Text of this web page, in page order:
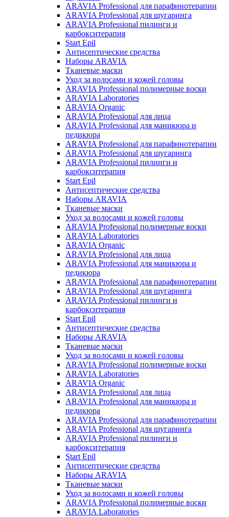
ARAVIA Professional для парафинотерапии
ARAVIA Professional для шугаринга
ARAVIA Professional пилинги и
карбокситерапия
Start Epil
Антисептические средства
Наборы ARAVIA
Тканевые маски
Уход за волосами и кожей головы
ARAVIA Professional полимерные воски
ARAVIA Laboratories
ARAVIA Organic
ARAVIA Professional для лица
ARAVIA Professional для маникюра и
педикюра
ARAVIA Professional для парафинотерапии
ARAVIA Professional для шугаринга
ARAVIA Professional пилинги и
карбокситерапия
Start Epil
Антисептические средства
Наборы ARAVIA
Тканевые маски
Уход за волосами и кожей головы
ARAVIA Professional полимерные воски
ARAVIA Laboratories
ARAVIA Organic
ARAVIA Professional для лица
ARAVIA Professional для маникюра и
педикюра
ARAVIA Professional для парафинотерапии
ARAVIA Professional для шугаринга
ARAVIA Professional пилинги и
карбокситерапия
Start Epil
Антисептические средства
Наборы ARAVIA
Тканевые маски
Уход за волосами и кожей головы
ARAVIA Professional полимерные воски
ARAVIA Laboratories
ARAVIA Organic
ARAVIA Professional для лица
ARAVIA Professional для маникюра и
педикюра
ARAVIA Professional для парафинотерапии
ARAVIA Professional для шугаринга
ARAVIA Professional пилинги и
карбокситерапия
Start Epil
Антисептические средства
Наборы ARAVIA
Тканевые маски
Уход за волосами и кожей головы
ARAVIA Professional полимерные воски
ARAVIA Laboratories